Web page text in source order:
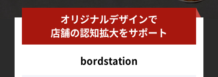
オリジナルデザインで
店舗の認知拡大をサポート
bordstation